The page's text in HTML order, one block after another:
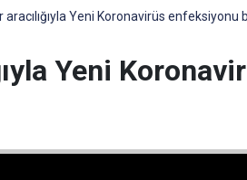
aracılığıyla Yeni Koronavirüs enfeksiyonu
Yeni